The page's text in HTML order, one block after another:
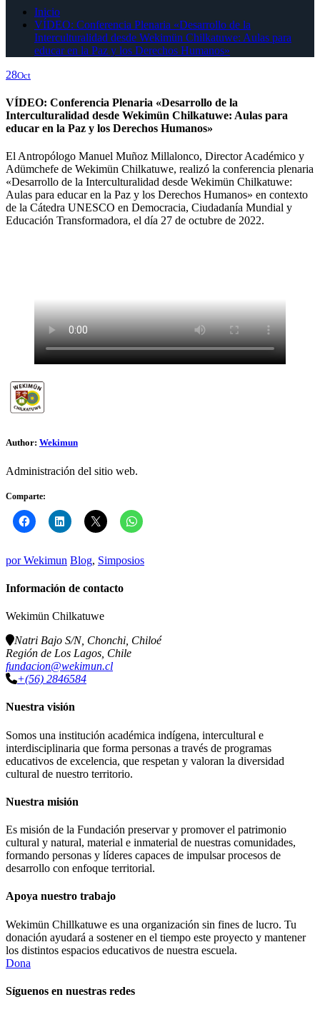
Inicio
VÍDEO: Conferencia Plenaria «Desarrollo de la
Interculturalidad desde Wekimün Chilkatuwe: Aulas para
educar en la Paz y los Derechos Humanos»
28Oct
VÍDEO: Conferencia Plenaria «Desarrollo de la
Interculturalidad desde Wekimün Chilkatuwe: Aulas para
educar en la Paz y los Derechos Humanos»
El Antropólogo Manuel Muñoz Millalonco, Director Académico y
Adümchefe de Wekimün Chilkatuwe, realizó la conferencia plenaria
«Desarrollo de la Interculturalidad desde Wekimün Chilkatuwe:
Aulas para educar en la Paz y los Derechos Humanos» en contexto
de la Cátedra UNESCO en Democracia, Ciudadanía Mundial y
Educación Transformadora, el día 27 de octubre de 2022.
Author: Wekimun
Administración del sitio web.
Comparte:
porWekimun Blog, Simposios
Información de contacto
Wekimün Chilkatuwe
Natri Bajo S/N, Chonchi, Chiloé
Región de Los Lagos, Chile
fundacion@wekimun.cl
+(56) 2846584
Nuestra visión
Somos una institución académica indígena, intercultural e
interdisciplinaria que forma personas a través de programas
educativos de excelencia, que respetan y valoran la diversidad
cultural de nuestro territorio.
Nuestra misión
Es misión de la Fundación preservar y promover el patrimonio
cultural y natural, material e inmaterial de nuestras comunidades,
formando personas y líderes capaces de impulsar procesos de
desarrollo con enfoque territorial.
Apoya nuestro trabajo
Wekimün Chillkatuwe es una organización sin fines de lucro. Tu
donación ayudará a sostener en el tiempo este proyecto y mantener
los distintos espacios educativos de nuestra escuela.
Dona
Síguenos en nuestras redes